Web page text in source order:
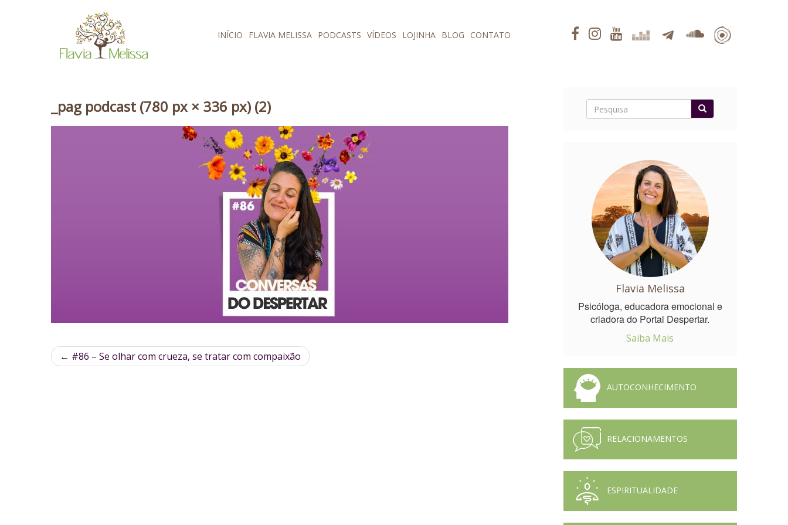
Pular para o conteúdo
INÍCIO FLAVIA MELISSA PODCASTS VÍDEOS LOJINHA BLOG CONTATO
_pag podcast (780 px × 336 px) (2)
← #86 – Se olhar com crueza, se tratar com compaixão
Flavia Melissa
Psicóloga, educadora emocional e
criadora do Portal Despertar.
Saiba Mais
AUTOCONHECIMENTO
RELACIONAMENTOS
ESPIRITUALIDADE